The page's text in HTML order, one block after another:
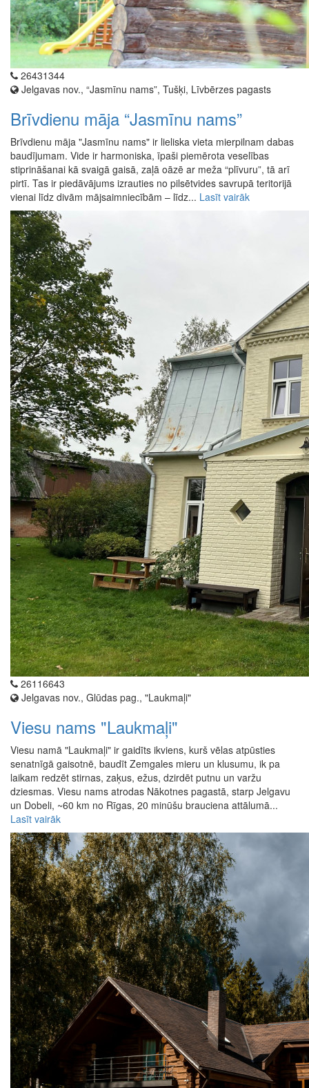
26431344
Jelgavas nov., “Jasmīnu nams”, Tušķi, Līvbērzes pagasts
Brīvdienu māja “Jasmīnu nams”
Brīvdienu māja "Jasmīnu nams" ir lieliska vieta mierpilnam dabas
baudījumam. Vide ir harmoniska, īpaši piemērota veselības
stiprināšanai kā svaigā gaisā, zaļā oāzē ar meža “plīvuru”, tā arī
pirtī. Tas ir piedāvājums izrauties no pilsētvides savrupā teritorijā
vienai līdz divām mājsaimniecībām – līdz... Lasīt vairāk
26116643
Jelgavas nov., Glūdas pag., "Laukmaļi"
Viesu nams "Laukmaļi"
Viesu namā "Laukmaļi" ir gaidīts ikviens, kurš vēlas atpūsties
senatnīgā gaisotnē, baudīt Zemgales mieru un klusumu, ik pa
laikam redzēt stirnas, zaķus, ežus, dzirdēt putnu un varžu
dziesmas. Viesu nams atrodas Nākotnes pagastā, starp Jelgavu
un Dobeli, ~60 km no Rīgas, 20 minūšu brauciena attālumā...
Lasīt vairāk